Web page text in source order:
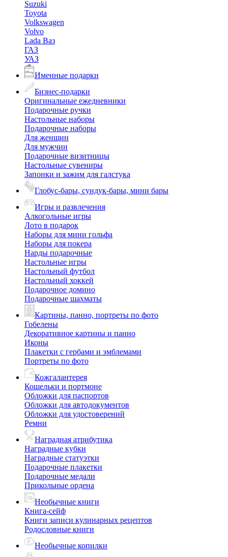
Suzuki
Toyota
Volkswagen
Volvo
Lada Ваз
ГАЗ
УАЗ
Именные подарки
Бизнес-подарки
Оригинальные ежедневники
Подарочные ручки
Настольные наборы
Подарочные наборы
Для женщин
Для мужчин
Подарочные визитницы
Настольные сувениры
Запонки и зажим для галстука
Глобус-бары, сундук-бары, мини бары
Игры и развлечения
Алкогольные игры
Лото в подарок
Наборы для мини гольфа
Наборы для покера
Нарды подарочные
Настольные игры
Настольный футбол
Настольный хоккей
Подарочное домино
Подарочные шахматы
Картины, панно, портреты по фото
Гобелены
Декоративное картины и панно
Иконы
Плакетки с гербами и эмблемами
Портреты по фото
Кожгалантерея
Кошельки и портмоне
Обложки для паспортов
Обложки для автодокументов
Обложки для удостоверений
Ремни
Наградная атрибутика
Наградные кубки
Наградные статуэтки
Подарочные плакетки
Подарочные медали
Прикольные ордена
Необычные книги
Книга-сейф
Книги записи кулинарных рецептов
Родословные книги
Необычные копилки